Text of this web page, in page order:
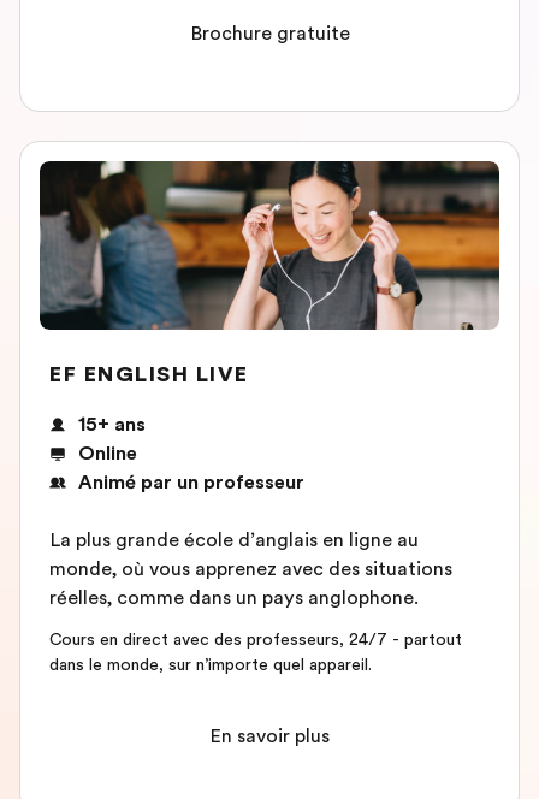
Brochure gratuite
EF ENGLISH LIVE
15+ ans
Online
Animé par un professeur
La plus grande école d’anglais en ligne au
monde, où vous apprenez avec des situations
réelles, comme dans un pays anglophone.
Cours en direct avec des professeurs, 24/7 - partout
dans le monde, sur n’importe quel appareil.
En savoir plus